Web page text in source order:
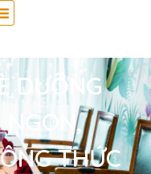
DƯỠNG
THỨC